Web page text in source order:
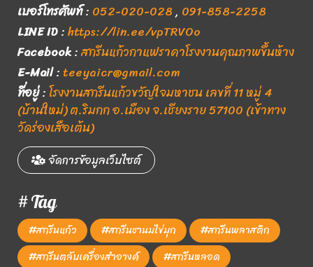
เบอร์โทรศัพท์: 052-020-028, 091-858-2258
LINE ID:https://lin.ee/vpTRVOo
Facebook:สกรีนแก้วกาแฟราคาโรงงานคุณภาพขึ้นห้าง
E-Mail:teeyaicr@gmail.com
ที่อยู่:โรงงานสกรีนแก้วขวัญใจมหาชน เลขที่ 11 หมู่ 4
(บ้านใหม่) ต.ริมกก อ.เมือง จ.เชียงราย 57100 (เข้าทาง
วัดร่องเสือเต้น)
จัดการข้อมูลเว็บไซต์
# Tag
#สกรีนแก้ว #สกรีนชานมไข่มุก
#สกรีนพลาสติก
#สกรีนตลับเครื่องสำอางค์
#สกรีนหลอด